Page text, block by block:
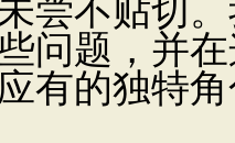
尝不贴切
问题，并
有的独特